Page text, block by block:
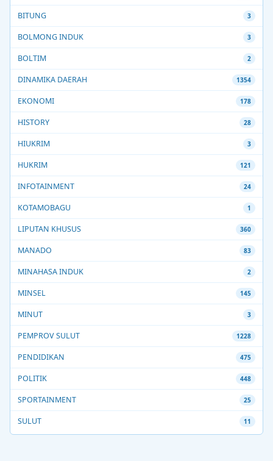
BITUNG 3
BOLMONG INDUK 3
BOLTIM 2
DINAMIKA DAERAH 1354
EKONOMI 178
HISTORY 28
HIUKRIM 3
HUKRIM 121
INFOTAINMENT 24
KOTAMOBAGU 1
LIPUTAN KHUSUS 360
MANADO 83
MINAHASA INDUK 2
MINSEL 145
MINUT 3
PEMPROV SULUT 1228
PENDIDIKAN 475
POLITIK 448
SPORTAINMENT 25
SULUT 11